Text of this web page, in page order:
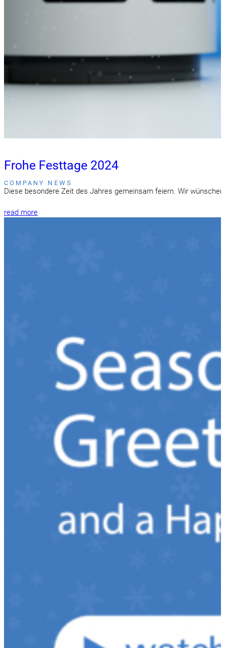
Frohe Festtage 2024
COMPANY NEWS
Diese besondere Zeit des Jahres gemeinsam feiern. Wir
read more